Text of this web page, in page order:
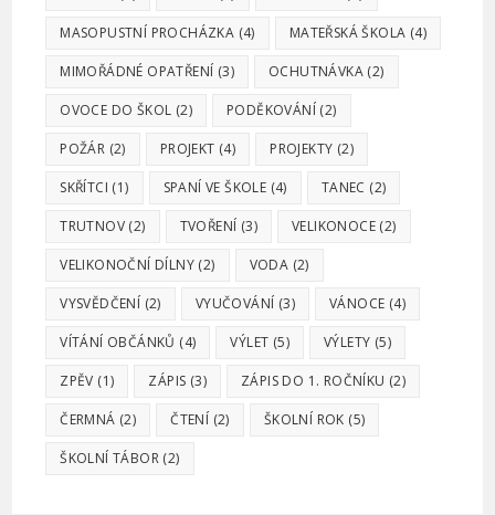
MASOPUSTNÍ PROCHÁZKA (4) MATEŘSKÁ ŠKOLA (4)
MIMOŘÁDNÉ OPATŘENÍ (3) OCHUTNÁVKA (2)
OVOCE DO ŠKOL (2) PODĚKOVÁNÍ (2)
POŽÁR (2) PROJEKT (4) PROJEKTY (2)
SKŘÍTCI (1) SPANÍ VE ŠKOLE (4) TANEC (2)
TRUTNOV (2) TVOŘENÍ (3) VELIKONOCE (2)
VELIKONOČNÍ DÍLNY (2) VODA (2)
VYSVĚDČENÍ (2) VYUČOVÁNÍ (3) VÁNOCE (4)
VÍTÁNÍ OBČÁNKŮ (4) VÝLET (5) VÝLETY (5)
ZPĚV (1) ZÁPIS (3) ZÁPIS DO 1. ROČNÍKU (2)
ČERMNÁ (2) ČTENÍ (2) ŠKOLNÍ ROK (5)
ŠKOLNÍ TÁBOR (2)